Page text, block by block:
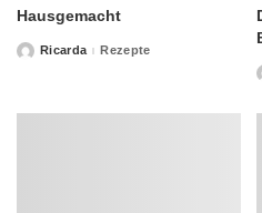
Hausgemacht
PostedRicarda Rezepte